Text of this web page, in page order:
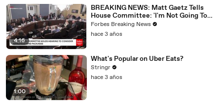
4:16
BREAKING NEWS: Matt Gaetz Tells
House Committee: 'I'm Not Going To
Vote For A Continuing Resolution'
Forbes Breaking News
hace 3 años
1:00
What's Popular on Uber Eats?
Stringr
hace 3 años